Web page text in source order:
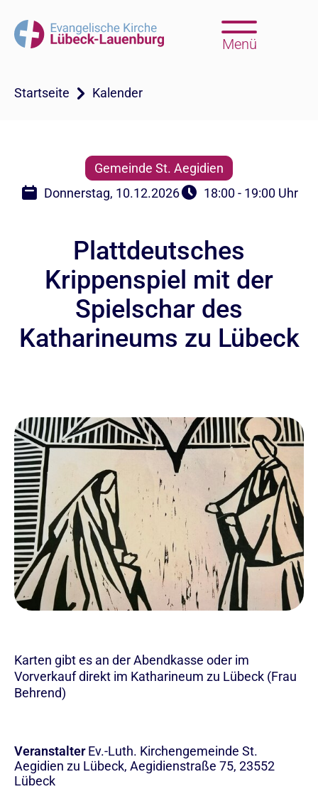
Menü
Startseite Kalender
Gemeinde St. Aegidien
Donnerstag, 10.12.2026
18:00 - 19:00 Uhr
Plattdeutsches
Krippenspiel mit der
Spielschar des
Katharineums zu Lübeck
Karten gibt es an der Abendkasse oder im
Vorverkauf direkt im Katharineum zu Lübeck (Frau
Behrend)
Veranstalter Ev.-Luth. Kirchengemeinde St.
Aegidien zu Lübeck, Aegidienstraße 75, 23552
Lübeck